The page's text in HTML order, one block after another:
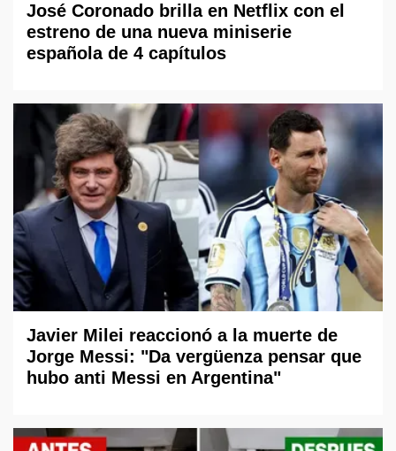
José Coronado brilla en Netflix con el
estreno de una nueva miniserie
española de 4 capítulos
Javier Milei reaccionó a la muerte de
Jorge Messi: "Da vergüenza pensar que
hubo anti Messi en Argentina"